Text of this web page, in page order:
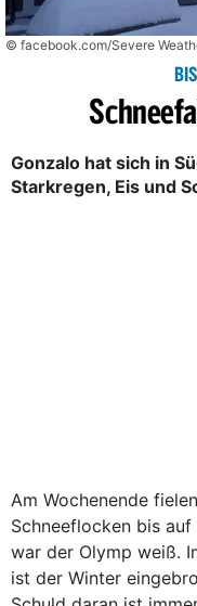
© facebook.com/Severe
Gonzalo hat sich in
Starkregen, Eis und
Am Wochenende
Schneeflocken bis
war der Olymp weiß.
ist der Winter